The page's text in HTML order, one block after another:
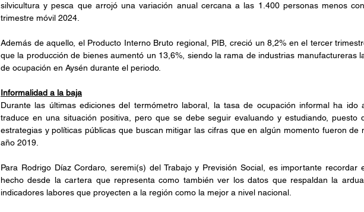
silvicultura y pesca que arrojó una variación anual cercana a las 1.400 personas menos
trimestre móvil 2024.
Además de aquello, el Producto Interno Bruto regional, PIB, creció un 8,2% en el tercer
que la producción de bienes aumentó un 13,6%, siendo la rama de industrias manufactureras
de ocupación en Aysén durante el periodo.
Informalidad a la baja
Durante las últimas ediciones del termómetro laboral, la tasa de ocupación informal ha
traduce en una situación positiva, pero que se debe seguir evaluando y estudiando, puesto
estrategias y políticas públicas que buscan mitigar las cifras que en algún momento fueron de
año 2019.
Para Rodrigo Díaz Cordaro, seremi(s) del Trabajo y Previsión Social, es importante recordar
hecho desde la cartera que representa como también ver los datos que respaldan la
indicadores labores que proyecten a la región como la mejor a nivel nacional.